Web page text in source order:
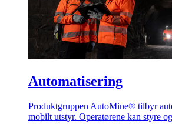
Automatisering
Produktgruppen AutoMine® tilbyr
mobilt utstyr. Operatørene kan styre